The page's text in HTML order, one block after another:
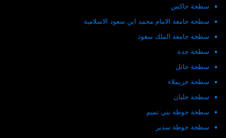
سطحة جاكس
سطحة جامعة الامام محمد ابن سعود الاسلامية
سطحة جامعة الملك سعود
سطحة جدة
سطحة حائل
سطحة حريملاء
سطحة حلبان
سطحة حوطة بني تميم
سطحة حوطة سدير